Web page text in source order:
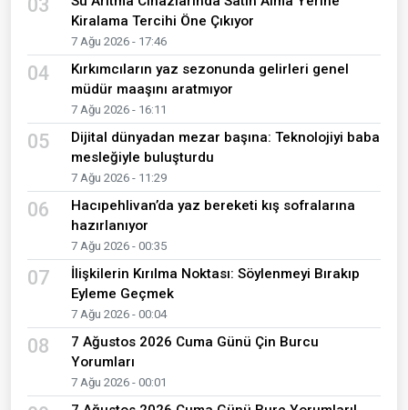
03
Kiralama Tercihi Öne Çıkıyor
7 Ağu 2026 - 17:46
04
Kırkımcıların yaz sezonunda gelirleri genel
müdür maaşını aratmıyor
7 Ağu 2026 - 16:11
05
Dijital dünyadan mezar başına: Teknolojiyi baba
mesleğiyle buluşturdu
7 Ağu 2026 - 11:29
06
Hacıpehlivan’da yaz bereketi kış sofralarına
hazırlanıyor
7 Ağu 2026 - 00:35
07
İlişkilerin Kırılma Noktası: Söylenmeyi Bırakıp
Eyleme Geçmek
7 Ağu 2026 - 00:04
08
7 Ağustos 2026 Cuma Günü Çin Burcu
Yorumları
7 Ağu 2026 - 00:01